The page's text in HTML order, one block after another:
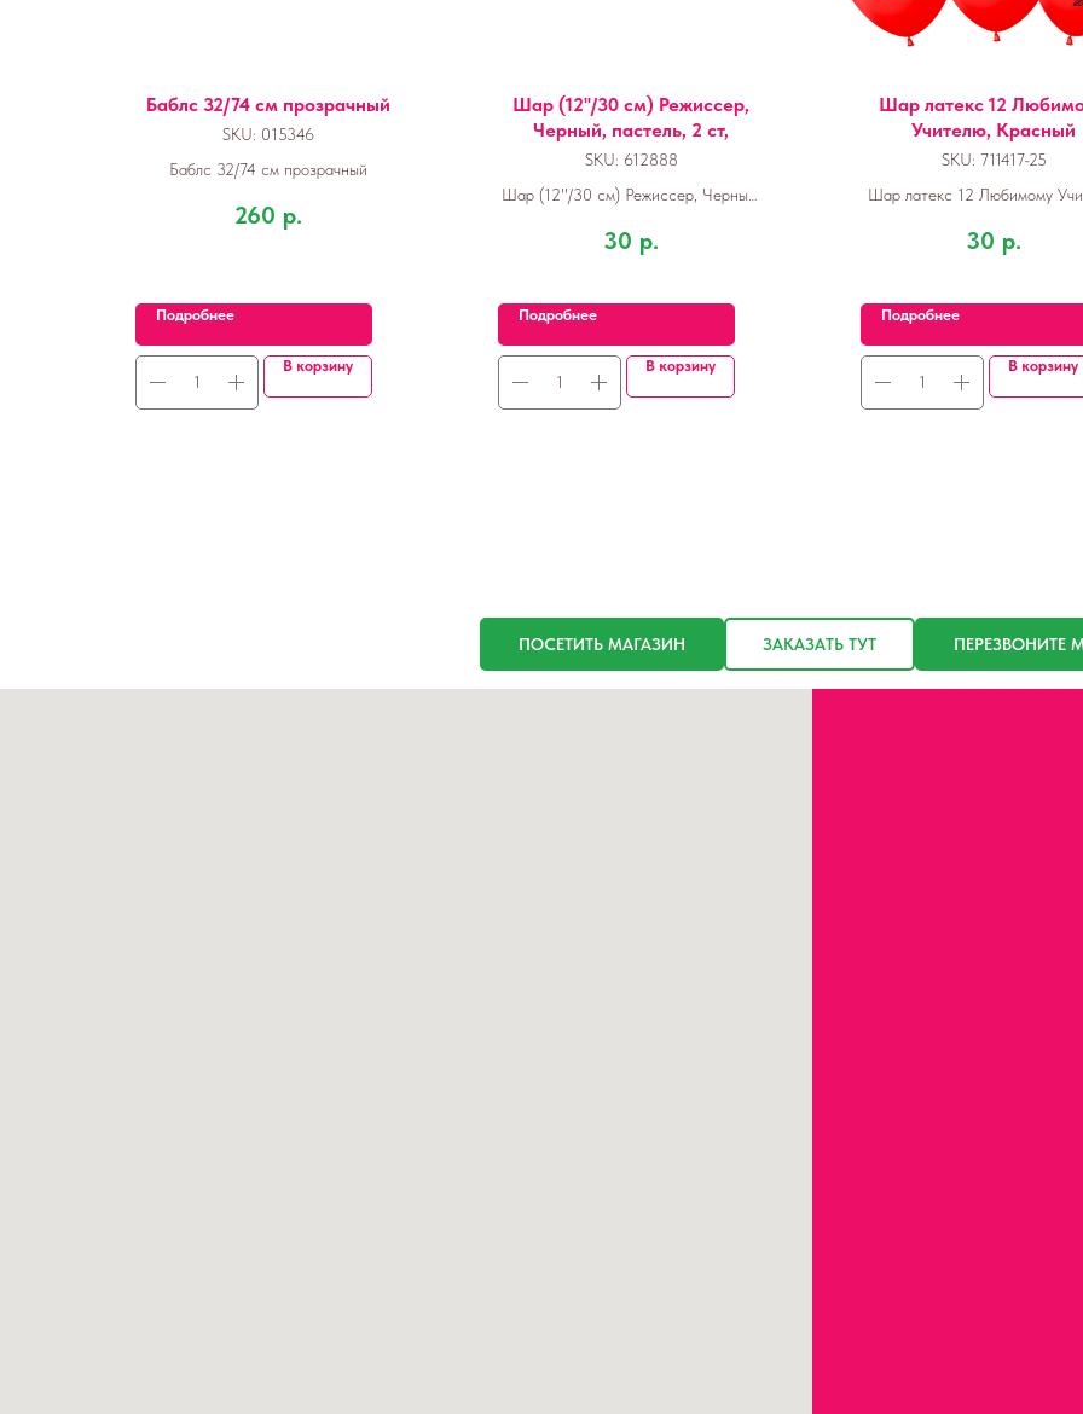
Баблс 32/74 см прозрачный
SKU: 015346
Баблс 32/74 см прозрачный
260 р.
Подробнее
В корзину
Шар (12''/30 см) Режиссер,
Черный, пастель, 2 ст,
SKU: 612888
Шар (12''/30 см) Режиссер, Черный,
30 р.
Подробнее
В корзину
Шар латекс 12
Учителю, Красный
SKU: 711417-25
Шар латекс 12 Любимому
30 р.
Подробнее
В корзину
ПОСЕТИТЬ МАГАЗИН ЗАКАЗАТЬ ТУТ ПЕРЕЗВОНИТЕ